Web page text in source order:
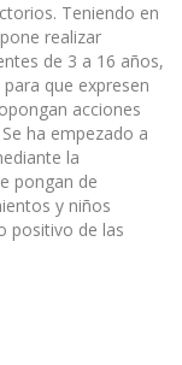
Teniendo en
realizar
de 3 a 16 años,
que expresen
acciones
ha empezado a
la
pongan de
y niños
positivo de las